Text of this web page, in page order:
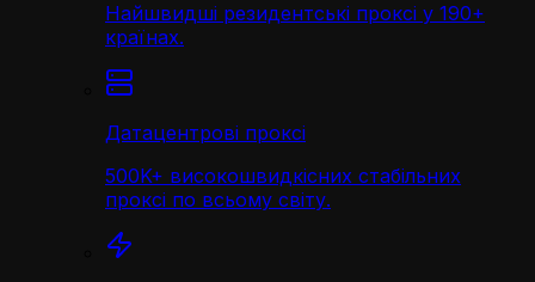
Найшвидші резидентські проксі у 190+
країнах.
Датацентрові проксі
500K+ високошвидкісних стабільних
проксі по всьому світу.